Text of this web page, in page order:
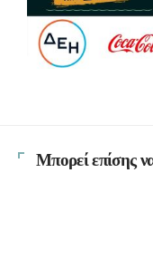
Μπορεί επίσης